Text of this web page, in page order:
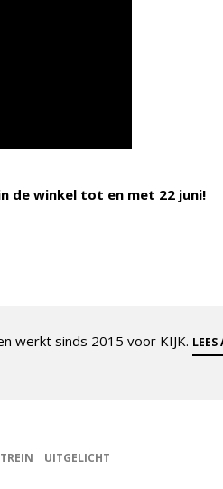
de winkel tot en met 22 juni!
werkt sinds 2015 voor KIJK. LEES
TREIN UITGELICHT